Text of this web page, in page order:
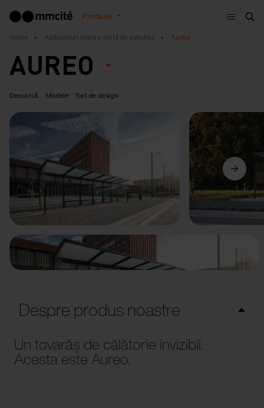
Produse
Meniu
Home Adăposturi pentru stații de autobuz Aureo
AUREO
Descarcă Modele Set de design
Anterior Următorul
Despre produs noastre
Un tovarăș de călătorie invizibil.
Acesta este Aureo.